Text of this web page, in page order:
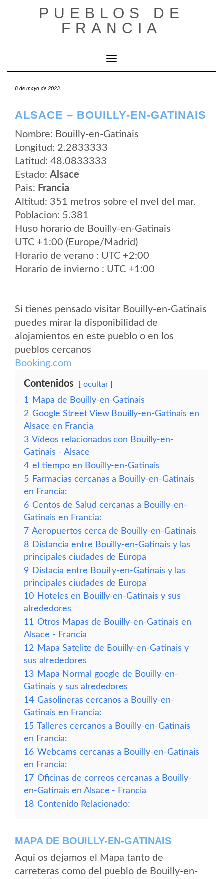
PUEBLOS DE
FRANCIA
Cambiar modo de navegación
8 de mayo de 2023
ALSACE – BOUILLY-EN-GATINAIS
Nombre: Bouilly-en-Gatinais
Longitud: 2.2833333
Latitud: 48.0833333
Estado: Alsace
Pais: Francia
Altitud: 351 metros sobre el nvel del mar.
Poblacion: 5.381
Huso horario de Bouilly-en-Gatinais
UTC +1:00 (Europe/Madrid)
Horario de verano : UTC +2:00
Horario de invierno : UTC +1:00
Si tienes pensado visitar Bouilly-en-Gatinais
puedes mirar la disponibilidad de
alojamientos en este pueblo o en los
pueblos cercanos
Booking.com
Contenidos ocultar
1
Mapa de Bouilly-en-Gatinais
2 Google Street View Bouilly-en-Gatinais en
Alsace en Francia
3 Vídeos relacionados con Bouilly-en-
Gatinais - Alsace
4 el tiempo en Bouilly-en-Gatinais
5 Farmacias cercanas a Bouilly-en-Gatinais
en Francia:
6 Centos de Salud cercanas a Bouilly-en-
Gatinais en Francia:
7 Aeropuertos cerca de Bouilly-en-Gatinais
8 Distancia entre Bouilly-en-Gatinais y las
principales ciudades de Europa
9 Distacia entre Bouilly-en-Gatinais y las
principales ciudades de Europa
10 Hoteles en Bouilly-en-Gatinais y sus
alrededores
11 Otros Mapas de Bouilly-en-Gatinais en
Alsace - Francia
12 Mapa Satelite de Bouilly-en-Gatinais y
sus alrededores
13 Mapa Normal google de Bouilly-en-
Gatinais y sus alrededores
14 Gasolineras cercanos a Bouilly-en-
Gatinais en Francia:
15 Talleres cercanos a Bouilly-en-Gatinais
en Francia:
16 Webcams cercanas a Bouilly-en-Gatinais
en Francia:
17 Oficinas de correos cercanas a Bouilly-
en-Gatinais en Alsace - Francia
18 Contenido Relacionado:
MAPA DE BOUILLY-EN-GATINAIS
Aqui os dejamos el Mapa tanto de
carreteras como del pueblo de Bouilly-en-